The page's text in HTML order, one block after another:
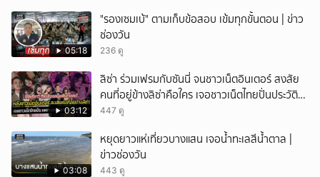
05:18
"รองเซมเบ้" ตามเก็บข้อสอบ เข้มทุกขั้นตอน | ข่าว
ช่องวัน
236 ดู
03:12
ลิซ่า ร่วมเฟรมกับซันนี่ จนชาวเน็ตอินเตอร์ สงสัย
คนที่อยู่ข้างลิซ่าคือใคร เจอชาวเน็ตไทยปั่นประวัติ
ชายคนนี้ไม่ธรรมดา
447 ดู
03:08
หยุดยาวแห่เที่ยวบางแสน เจอน้ำทะเลสีน้ำตาล |
ข่าวช่องวัน
443 ดู